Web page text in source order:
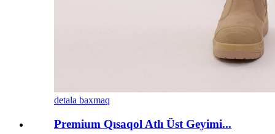
detala baxmaq
Premium Qısaqol Atlı Üst Geyimi...